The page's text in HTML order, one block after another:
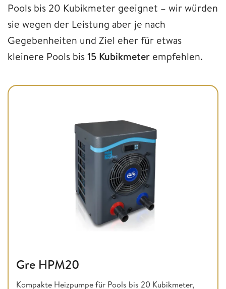
Pools bis 20 Kubikmeter geeignet – wir würden
sie wegen der Leistung aber je nach
Gegebenheiten und Ziel eher für etwas
kleinere Pools bis15 Kubikmeter empfehlen.
Gre HPM20
Kompakte Heizpumpe für Pools bis 20 Kubikmeter,